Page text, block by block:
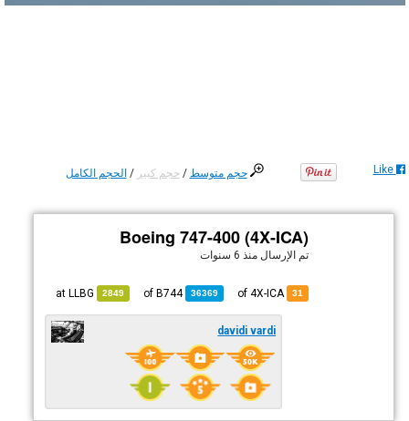
حجم متوسط / حجم كبير /الحجم الكامل Like
Boeing 747-400 (4X-ICA)
تم الإرسال منذ 6 سنوات
31
36369
of
B744
2849
LLBG
davidi vardi